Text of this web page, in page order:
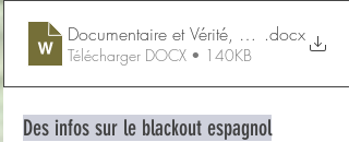
Documentaire et Vérité,
.docx
Télécharger DOCX • 140KB
Des infos sur le blackout espagnol